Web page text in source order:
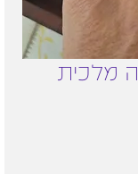
מלכית